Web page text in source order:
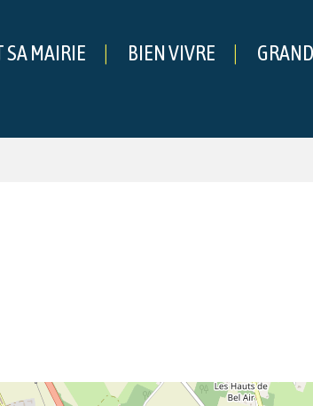
SA MAIRIE BIEN VIVRE